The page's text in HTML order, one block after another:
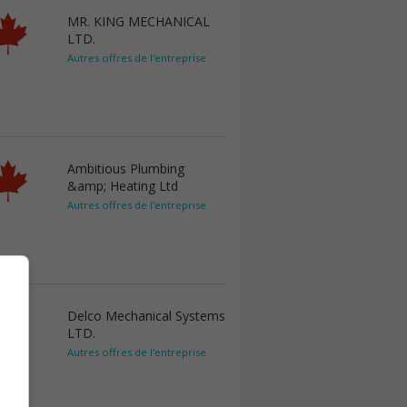
MR. KING MECHANICAL
LTD.
Autres offres de l'entreprise
Ambitious Plumbing
&amp; Heating Ltd
Autres offres de l'entreprise
Delco Mechanical Systems
LTD.
Autres offres de l'entreprise